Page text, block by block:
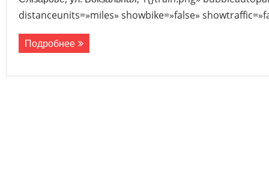
distanceunits=»miles» showbike=»false»
Подробнее